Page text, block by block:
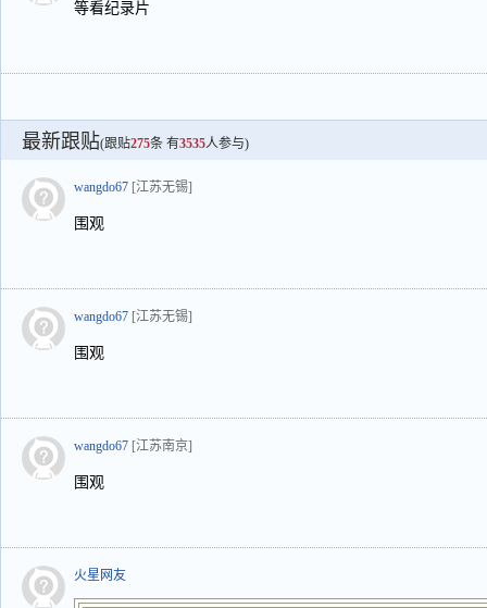
等看纪录片
最新跟贴(跟贴275条 有3535人参与)
wangdo67 [江苏无锡]
围观
wangdo67 [江苏无锡]
围观
wangdo67 [江苏南京]
围观
火星网友